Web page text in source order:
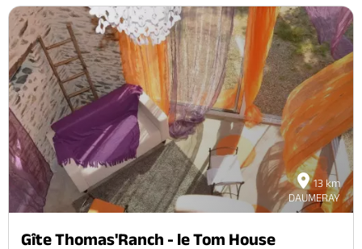
13 km
DAUMERAY
Gîte Thomas'Ranch - le Tom House